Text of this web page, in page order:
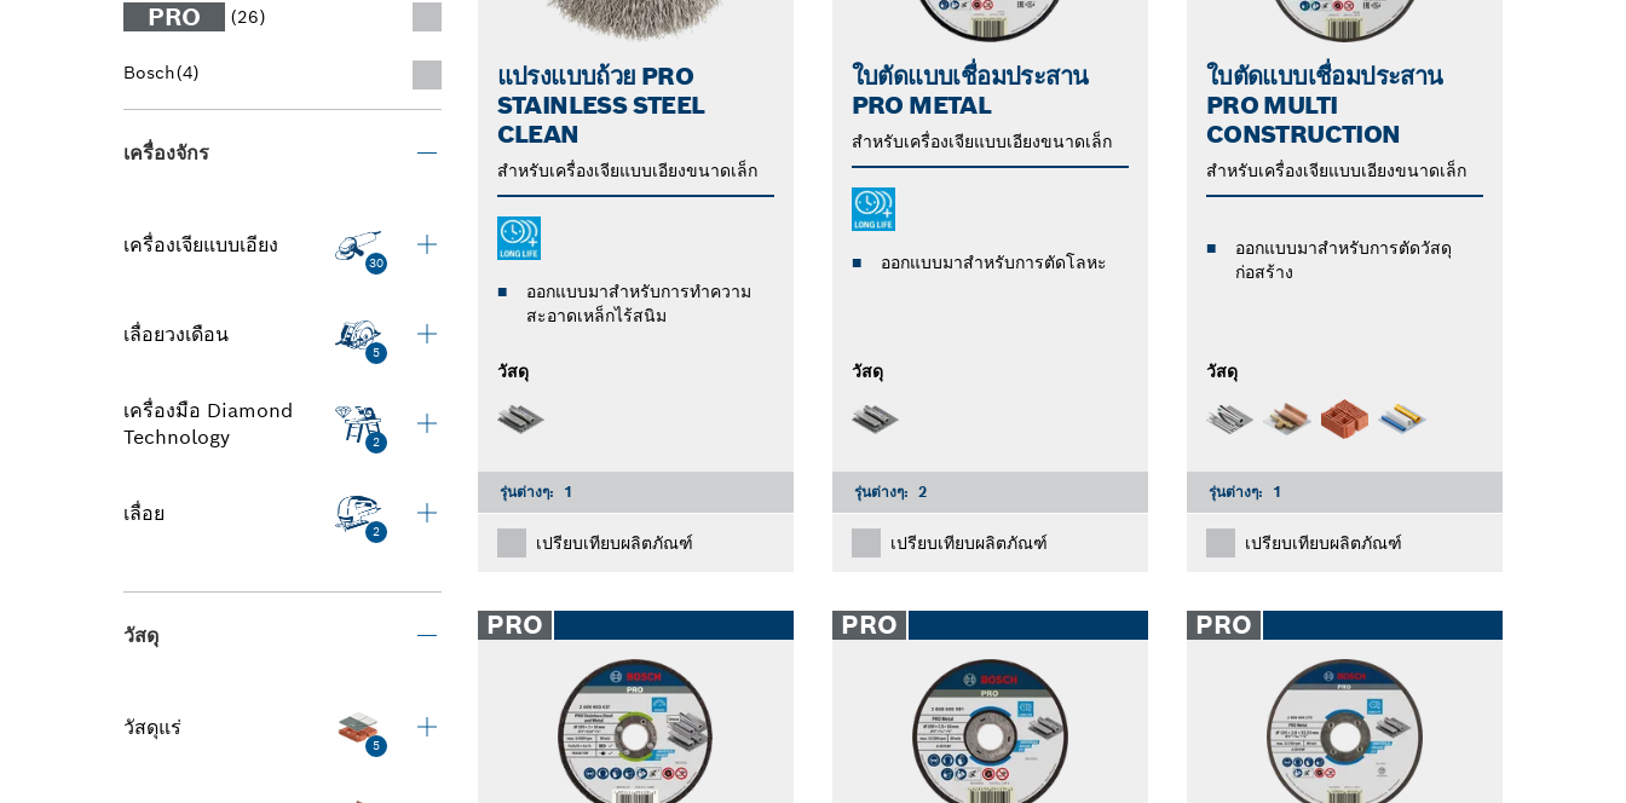
PRO (26)
Bosch(4)
เครื่องจักร
เครื่องเจียแบบเอียง
30
เลื่อยวงเดือน
5
เครื่องมือ Diamond
Technology
2
เลื่อย
2
วัสดุ
วัสดุแร่
5
แปรงแบบถ้วย PRO
STAINLESS STEEL
CLEAN
สำหรับเครื่องเจียแบบเอียงขนาดเล็ก
ออกแบบมาสำหรับการทำความ
สะอาดเหล็กไร้สนิม
วัสดุ
รุ่นต่างๆ: 1
เปรียบเทียบผลิตภัณฑ์
ใบตัดแบบเชื่อมประสาน
PRO METAL
สำหรับเครื่องเจียแบบเอียงขนาดเล็ก
ออกแบบมาสำหรับการตัดโลหะ
วัสดุ
รุ่นต่างๆ: 2
เปรียบเทียบผลิตภัณฑ์
ใบตัดแบบเชื่อมประสาน
PRO MULTI
CONSTRUCTION
สำหรับเครื่องเจียแบบเอียงขนาดเล็ก
ออกแบบมาสำหรับการตัดวัสดุ
ก่อสร้าง
วัสดุ
รุ่นต่างๆ: 1
เปรียบเทียบผลิตภัณฑ์
PRO PRO PRO